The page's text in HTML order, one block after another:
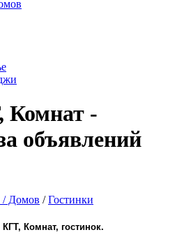
Комнат -
объявлений
/ Домов /Гостинки
Комнат, гостинок.